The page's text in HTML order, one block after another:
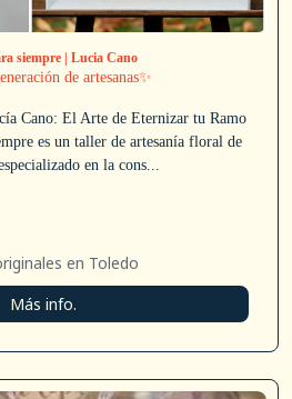
siempre | Lucia Cano
de artesanas✨
Cano: El Arte de Eternizar tu Ramo
es un taller de artesanía floral de
en la cons...
en Toledo
Más info.